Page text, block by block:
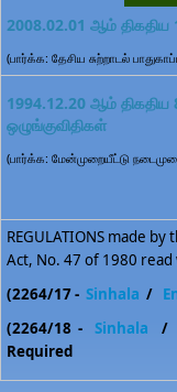
2008.02.01 ஆம்
(பார்க்க: தேசிய சுற்றாடல்
1994.12.20 ஆம்
ஒழுங்குவிதிகள்
(பார்க்க: மேன்முறையீட்டு
REGULATIONS made
Act, No. 47 of 1980
(2264/17 - Sinhala /
(2264/18 -Sinhala /
Required